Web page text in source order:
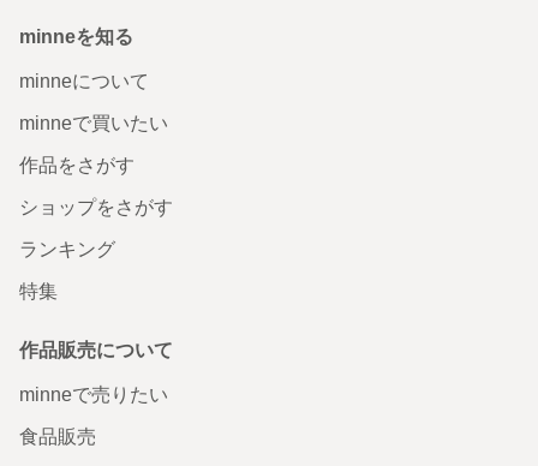
minneを知る
minneについて
minneで買いたい
作品をさがす
ショップをさがす
ランキング
特集
作品販売について
minneで売りたい
食品販売